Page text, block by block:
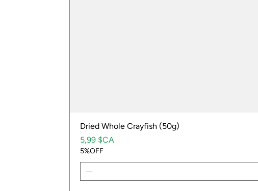
Dried Whole Crayfish (50g)
Prix
5,99 $CA
5%OFF